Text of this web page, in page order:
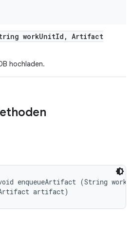
workUnitId , Artifact
hochladen.
enqueueArtifact (String
artifact)